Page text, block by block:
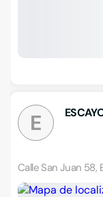
E
Calle San Juan 58,